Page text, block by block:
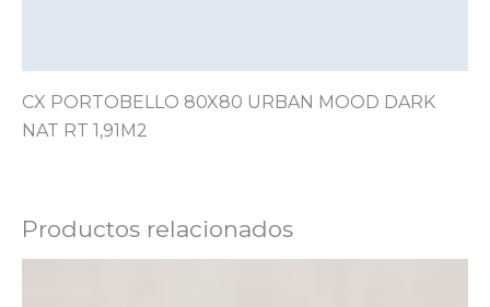
CX PORTOBELLO 80X80 URBAN MOOD DARK
NAT RT 1,91M2
Productos relacionados